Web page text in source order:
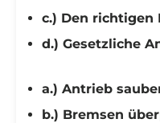
c.) Den richtigen
d.) Gesetzliche
a.) Antrieb
b.) Bremsen